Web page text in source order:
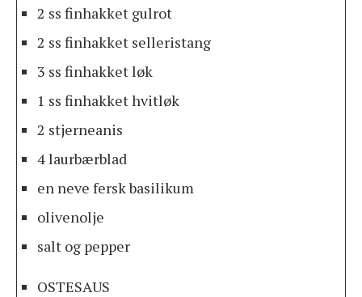
2 ss finhakket gulrot
2 ss finhakket selleristang
3 ss finhakket løk
1 ss finhakket hvitløk
2 stjerneanis
4 laurbærblad
en neve fersk basilikum
olivenolje
salt og pepper
OSTESAUS